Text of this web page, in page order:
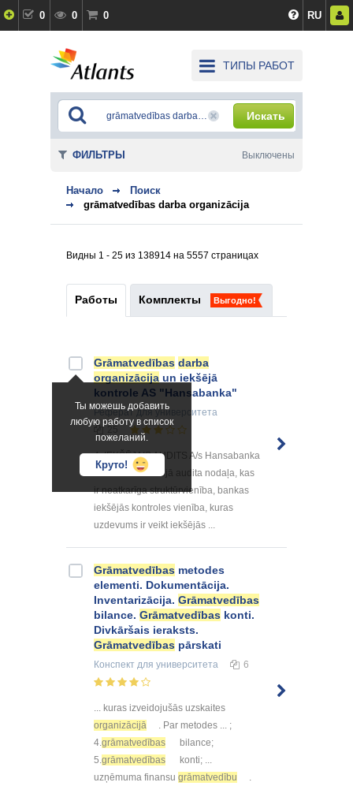
0 0 0 RU
ТИПЫ РАБОТ
Искать
Начало
Поиск
grāmatvedības darba organizācija
Видны 1 - 25 из 138914 на 5557 страницах
Работы Комплекты Выгодно!
Ты можешь добавить
любую работу в список
пожеланий.
Круто!
Grāmatvedības darba
organizācija un iekšējā
kontrole AS "Hansabanka"
Рефератдля университета
4. IEKŠĒJAIS AUDITS A/s Hansabanka
ir izveidota iekšējā audita nodaļa, kas
ir neatkarīga struktūrvienība, bankas
iekšējās kontroles vienība, kuras
uzdevums ir veikt iekšējās ...
Grāmatvedības metodes
elementi. Dokumentācija.
Inventarizācija. Grāmatvedības
bilance. Grāmatvedības konti.
Divkāršais ieraksts.
Grāmatvedības pārskati
Конспект для университета 6
... kuras izveidojušās uzskaites
organizācijā
. Par metodes ... ;
4. grāmatvedības
bilance;
5. grāmatvedības
konti; ...
uzņēmuma finansu grāmatvedību
ФИЛЬТРЫ Выключены